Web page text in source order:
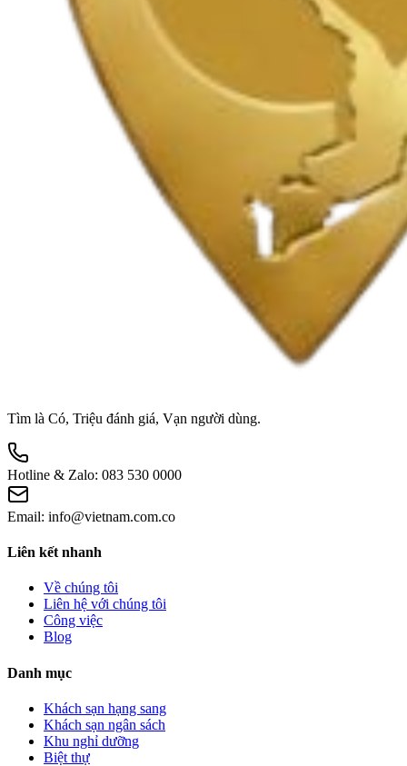
Tìm là Có, Triệu đánh giá, Vạn người dùng.
Hotline & Zalo: 083 530 0000
Email: info@vietnam.com.co
Liên kết nhanh
Về chúng tôi
Liên hệ với chúng tôi
Công việc
Blog
Danh mục
Khách sạn hạng sang
Khách sạn ngân sách
Khu nghỉ dưỡng
Biệt thự